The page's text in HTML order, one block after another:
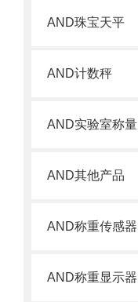
AND珠宝天平
AND计数秤
AND实验室称量
AND其他产品
AND称重传感器
AND称重显示器